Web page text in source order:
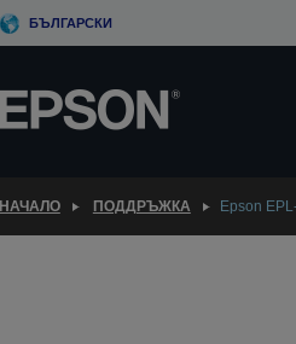
БЪЛГАРСКИ
НАЧАЛО ПОДДРЪЖКА Epson